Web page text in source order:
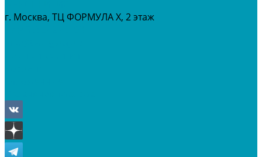
г. Москва, ТЦ ФОРМУЛА Х, 2 этаж